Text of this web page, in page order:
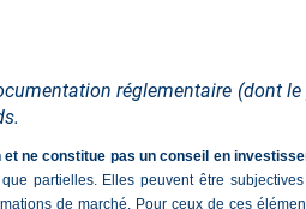
réglementaire (dont
ne constitue pas un conseil en
partielles. Elles peuvent être
de marché. Pour ceux de ces